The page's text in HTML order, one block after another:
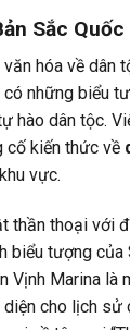
Sắc Quốc
hóa về dân
những biểu
hào dân tộc.
cố kiến thức về
vực.
thần thoại với
biểu tượng của
Vịnh Marina là
cho lịch sử